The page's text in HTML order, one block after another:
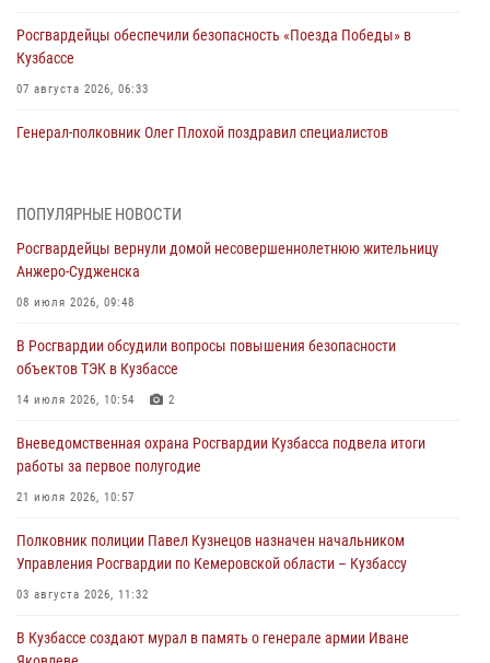
Росгвардейцы обеспечили безопасность «Поезда Победы» в
Кузбассе
07 августа 2026, 06:33
Генерал-полковник Олег Плохой поздравил специалистов
07 августа 2026, 05:32
С 1 сентября 2026 года вступает в силу новый федеральный закон о
частной охранной деятельности
06 августа 2026, 10:19
Росгвардейцы задержали предполагаемого виновника причинения
ножевого ранения кемеровчанину
06 августа 2026, 09:18
Росгвардейцы задержали мужчину, повредившего имущество
горожанки
06 августа 2026, 08:17
Росгвардейцы пресекли противоправные действия и защитили
новокузнечанку от агрессивного знакомого
06 августа 2026, 07:16
ПОПУЛЯРНЫЕ НОВОСТИ
Росгвардейцы вернули домой несовершеннолетнюю жительницу
Анжеро-Судженска
08 июля 2026, 09:48
В Росгвардии обсудили вопросы повышения безопасности
объектов ТЭК в Кузбассе
14 июля 2026, 10:54 2
Вневедомственная охрана Росгвардии Кузбасса подвела итоги
работы за первое полугодие
21 июля 2026, 10:57
Полковник полиции Павел Кузнецов назначен начальником
Управления Росгвардии по Кемеровской области – Кузбассу
03 августа 2026, 11:32
В Кузбассе создают мурал в память о генерале армии Иване